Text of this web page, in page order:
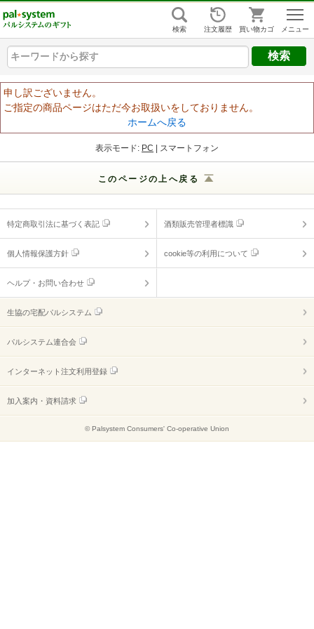
検索 注文履歴 買い物カゴ
組合員ログイン はじめての方
ヘルプ
ご利用ガイド
よくあるご質問（ギフトに関する情報）
ヘルプ・お問い合わせ
キーワードから探す
キーワードから探す
キーワードから探す
申し訳ございません。
ご指定の商品ページはただ今お取扱いをしておりません。
ホームへ戻る
表示モード: PC | スマートフォン
このページの上へ戻る
特定商取引法に基づく表記 酒類販売管理者標識
個人情報保護方針 cookie等の利用について
ヘルプ・お問い合わせ
生協の宅配パルシステム
パルシステム連合会
インターネット注文利用登録
加入案内・資料請求
© Palsystem Consumers' Co-operative Union